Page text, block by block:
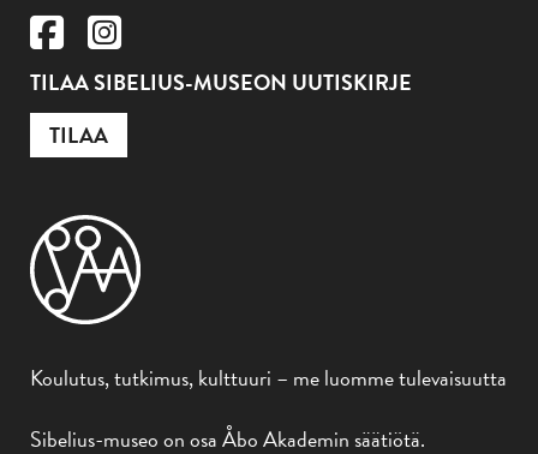
TILAA SIBELIUS-MUSEON UUTISKIRJE
TILAA
Koulutus, tutkimus, kulttuuri – me luomme tulevaisuutta
Sibelius-museo on osa Åbo Akademin säätiötä.